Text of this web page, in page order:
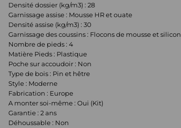
Densité dossier (kg/m3) : 28
Garnissage assise : Mousse HR et ouate
Densité assise (kg/m3) : 30
Garnissage des coussins : Flocons de mousse et
Nombre de pieds : 4
Matière Pieds : Plastique
Poche sur accoudoir : Non
Type de bois : Pin et hêtre
Style : Moderne
Fabrication : Europe
A monter soi-même : Oui (Kit)
Garantie : 2 ans
Déhoussable : Non